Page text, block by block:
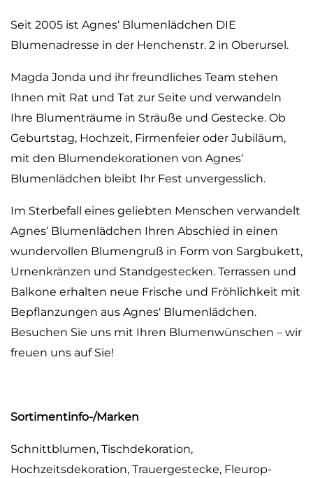
Seit 2005 ist Agnes‘ Blumenlädchen DIE
Blumenadresse in der Henchenstr. 2 in Oberursel.
Magda Jonda und ihr freundliches Team stehen
Ihnen mit Rat und Tat zur Seite und verwandeln
Ihre Blumenträume in Sträuße und Gestecke. Ob
Geburtstag, Hochzeit, Firmenfeier oder Jubiläum,
mit den Blumendekorationen von Agnes‘
Blumenlädchen bleibt Ihr Fest unvergesslich.
Im Sterbefall eines geliebten Menschen verwandelt
Agnes‘ Blumenlädchen Ihren Abschied in einen
wundervollen Blumengruß in Form von Sargbukett,
Urnenkränzen und Standgestecken. Terrassen und
Balkone erhalten neue Frische und Fröhlichkeit mit
Bepflanzungen aus Agnes‘ Blumenlädchen.
Besuchen Sie uns mit Ihren Blumenwünschen – wir
freuen uns auf Sie!
Sortimentinfo-/Marken
Schnittblumen, Tischdekoration,
Hochzeitsdekoration, Trauergestecke, Fleurop-